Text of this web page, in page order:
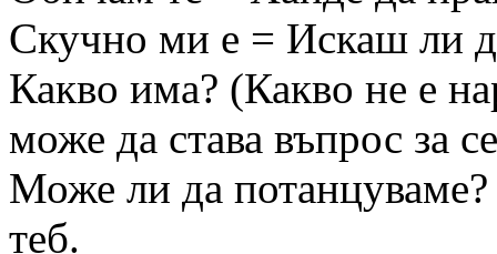
Скучно ми е = Искаш ли
Какво има? (Какво не е
може да става въпрос за
Може ли да потанцуваме?
теб.